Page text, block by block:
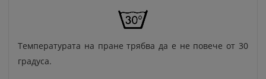
Температурата на пране трябва да е не повече от 30
градуса.